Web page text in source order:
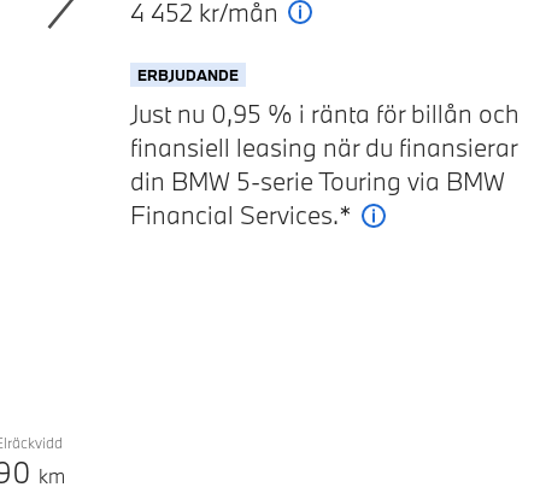
4 452 kr/mån
ERBJUDANDE
Just nu 0,95 % i ränta för billån och
finansiell leasing när du finansierar
din BMW 5-serie Touring via BMW
Financial Services.*
km